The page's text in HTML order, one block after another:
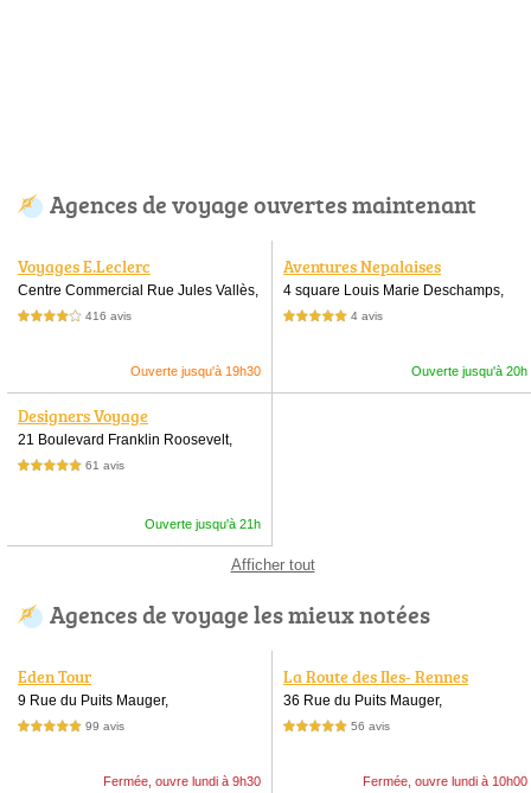
Agences de voyage ouvertes maintenant
Voyages E.Leclerc
Centre Commercial Rue Jules Vallès,
4,0 étoiles sur 5 416 avis
Ouverte jusqu'à 19h30
Aventures Nepalaises
4 square Louis Marie Deschamps,
5,0 étoiles sur 5 4 avis
Ouverte jusqu'à 20h
Designers Voyage
21 Boulevard Franklin Roosevelt,
5,0 étoiles sur 5 61 avis
Ouverte jusqu'à 21h
Afficher tout
Agences de voyage les mieux notées
Eden Tour
9 Rue du Puits Mauger,
5,0 étoiles sur 5 99 avis
Fermée, ouvre lundi à 9h30
La Route des Iles- Rennes
36 Rue du Puits Mauger,
5,0 étoiles sur 5 56 avis
Fermée, ouvre lundi à 10h00